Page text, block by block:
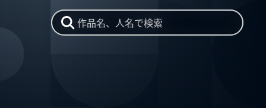
作品名、人名で検索